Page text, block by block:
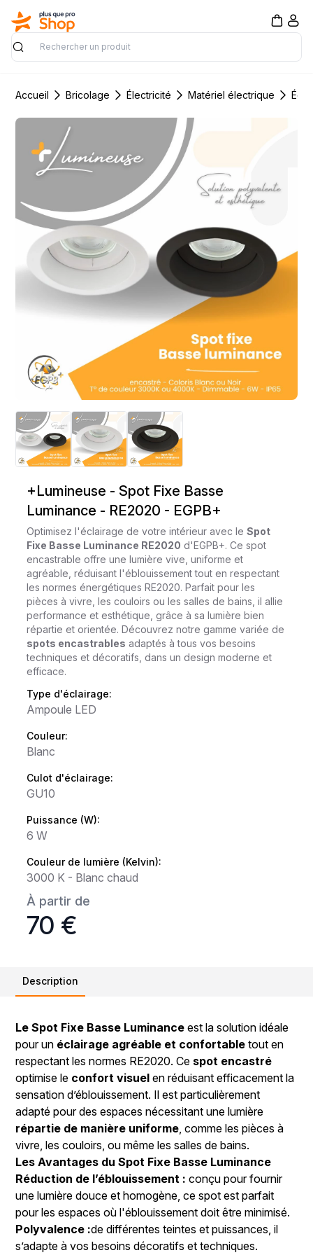
Rechercher
Accueil Bricolage Électricité Matériel électrique
+Lumineuse - Spot Fixe Basse
Luminance - RE2020 - EGPB+
Optimisez l'éclairage de votre intérieur avec leSpot
Fixe Basse Luminance RE2020 d'EGPB+. Ce spot
encastrable offre une lumière vive, uniforme et
agréable, réduisant l'éblouissement tout en respectant
les normes énergétiques RE2020. Parfait pour les
pièces à vivre, les couloirs ou les salles de bains, il allie
performance et esthétique, grâce à sa lumière bien
répartie et orientée. Découvrez notre gamme variée de
spots encastrables adaptés à tous vos besoins
techniques et décoratifs, dans un design moderne et
efficace.
Type d'éclairage:
Ampoule LED
Couleur:
Blanc
Culot d'éclairage:
GU10
Puissance (W):
6 W
Couleur de lumière (Kelvin):
3000 K - Blanc chaud
À partir de
70 €
Description
Le Spot Fixe Basse Luminance est la solution idéale
pour un éclairage agréable et confortable tout en
respectant les normes RE2020. Ce spot encastré
optimise le confort visuel en réduisant efficacement la
sensation d’éblouissement. Il est particulièrement
adapté pour des espaces nécessitant une lumière
répartie de manière uniforme, comme les pièces à
vivre, les couloirs, ou même les salles de bains.
Les Avantages du Spot Fixe Basse Luminance
Réduction de l’éblouissement : conçu pour fournir
une lumière douce et homogène, ce spot est parfait
pour les espaces où l'éblouissement doit être minimisé.
Polyvalence :de différentes teintes et puissances, il
s’adapte à vos besoins décoratifs et techniques.